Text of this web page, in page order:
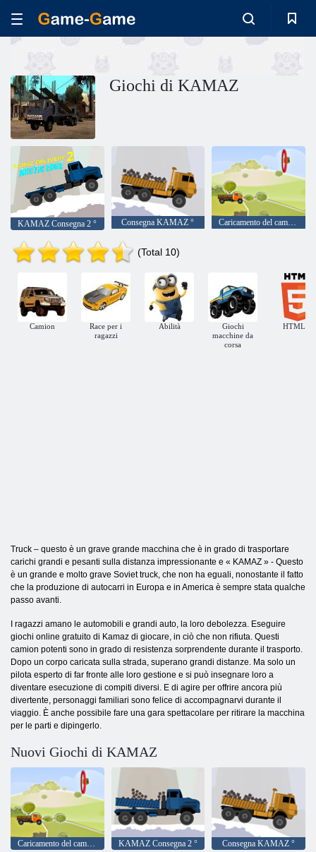
Giochi di KAMAZ
KAMAZ Consegna 2 ° Consegna KAMAZ ° Caricamento del camion
(Total 10)
Camion
Race per i
ragazzi
Abilità
Giochi
macchine da
corsa
HTML5
Truck – questo è un grave grande macchina che è in grado di trasportare
carichi grandi e pesanti sulla distanza impressionante e « KAMAZ » - Questo
è un grande e molto grave Soviet truck, che non ha eguali, nonostante il fatto
che la produzione di autocarri in Europa e in America è sempre stata qualche
passo avanti.
I ragazzi amano le automobili e grandi auto, la loro debolezza. Eseguire
giochi online gratuito di Kamaz di giocare, in ciò che non rifiuta. Questi
camion potenti sono in grado di resistenza sorprendente durante il trasporto.
Dopo un corpo caricata sulla strada, superano grandi distanze. Ma solo un
pilota esperto di far fronte alle loro gestione e si può insegnare loro a
diventare esecuzione di compiti diversi. E di agire per offrire ancora più
divertente, personaggi familiari sono felice di accompagnarvi durante il
viaggio. È anche possibile fare una gara spettacolare per ritirare la macchina
per le parti e dipingerlo.
Nuovi Giochi di KAMAZ
Caricamento del camion KAMAZ Consegna 2 ° Consegna KAMAZ °